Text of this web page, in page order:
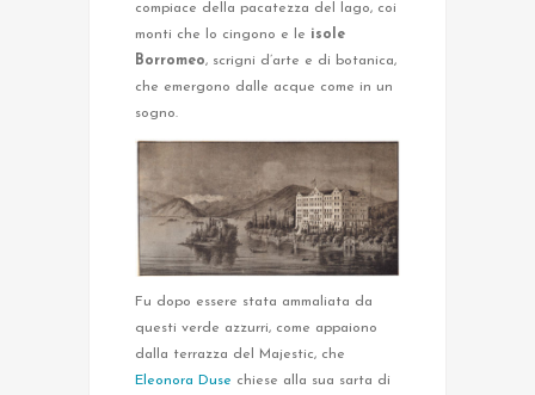
compiace della pacatezza del lago, coi
monti che lo cingono e le isole
Borromeo, scrigni d’arte e di botanica,
che emergono dalle acque come in un
sogno.
Fu dopo essere stata ammaliata da
questi verde azzurri, come appaiono
dalla terrazza del Majestic, che
Eleonora Duse chiese alla sua sarta di